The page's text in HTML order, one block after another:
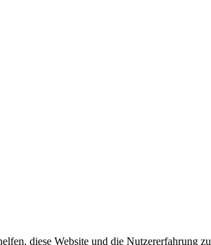
diese Website und die Nutzererfahrung